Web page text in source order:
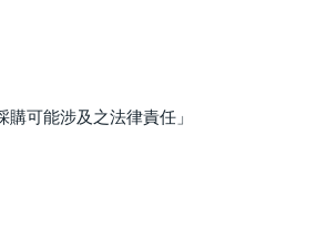
可能涉及之法律責任」